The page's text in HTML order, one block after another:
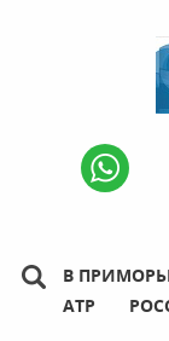
В
АТР